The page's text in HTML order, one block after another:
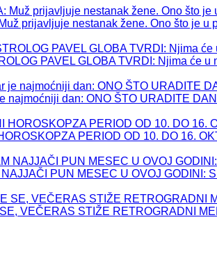
prijavljuje nestanak žene. Ono što je
PAVEL GLOBA TVRDI: Njima će
najmoćniji dan: ONO ŠTO URADITE
PERIOD OD 10. DO 16.
PUN MESEC U OVOJ GODINI:
VEČERAS STIŽE RETROGRADNI